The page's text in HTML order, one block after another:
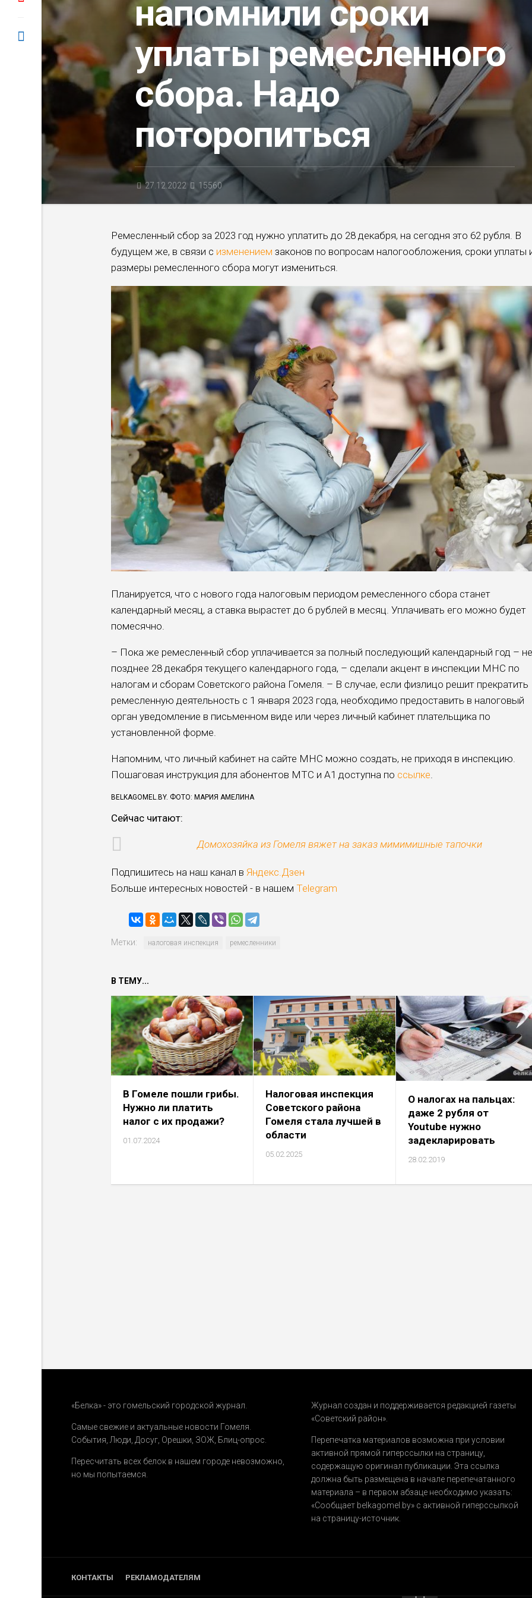
напомнили сроки
уплаты ремесленного
сбора. Надо
поторопиться
27.12.2022 15560
Ремесленный сбор за 2023 год нужно уплатить до 28 декабря, на сегодня это 62 рубля. В
будущем же, в связи с изменением законов по вопросам налогообложения, сроки уплаты
размеры ремесленного сбора могут измениться.
Планируется, что с нового года налоговым периодом ремесленного сбора станет
календарный месяц, а ставка вырастет до 6 рублей в месяц. Уплачивать его можно будет
помесячно.
– Пока же ремесленный сбор уплачивается за полный последующий календарный год – не
позднее 28 декабря текущего календарного года, – сделали акцент в инспекции МНС по
налогам и сборам Советского района Гомеля. – В случае, если физлицо решит прекратить
ремесленную деятельность с 1 января 2023 года, необходимо предоставить в налоговый
орган уведомление в письменном виде или через личный кабинет плательщика по
установленной форме.
Напомним, что личный кабинет на сайте МНС можно создать, не приходя в инспекцию.
Пошаговая инструкция для абонентов МТС и А1 доступна по ссылке.
BELKAGOMEL.BY. ФОТО: МАРИЯ АМЕЛИНА
Cейчас читают:
Домохозяйка из Гомеля вяжет на заказ мимимишные тапочки
Подпишитесь на наш канал в Яндекс.Дзен
Больше интересных новостей - в нашем Telegram
Метки: налоговая инспекция ремесленники
В ТЕМУ...
В Гомеле пошли грибы.
Нужно ли платить
налог с их продажи?
01.07.2024
Налоговая инспекция
Советского района
Гомеля стала лучшей в
области
05.02.2025
О налогах на пальцах:
даже 2 рубля от
Youtube нужно
задекларировать
28.02.2019
«Белка» - это гомельский городской журнал.
Самые свежие и актуальные новости Гомеля.
События Люди Досуг Орешки ЗОЖ Блиц-опрос
Пересчитать всех белок в нашем городе невозможно,
но мы попытаемся.
Журнал создан и поддерживается редакцией газеты
«Советский район».
Перепечатка материалов возможна при условии
активной прямой гиперссылки на страницу,
содержащую оригинал публикации. Эта ссылка
должна быть размещена в начале перепечатанного
материала – в первом абзаце необходимо указать:
«Сообщает belkagomel.by»с активной гиперссылкой
на страницу-источник.
КОНТАКТЫ РЕКЛАМОДАТЕЛЯМ